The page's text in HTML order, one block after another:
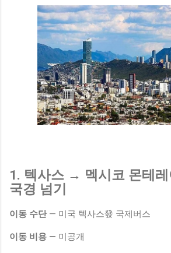
1. 텍사스 → 멕시코 몬테
국경 넘기
이동 수단— 미국 텍사스發 국제버스
이동 비용 — 미공개